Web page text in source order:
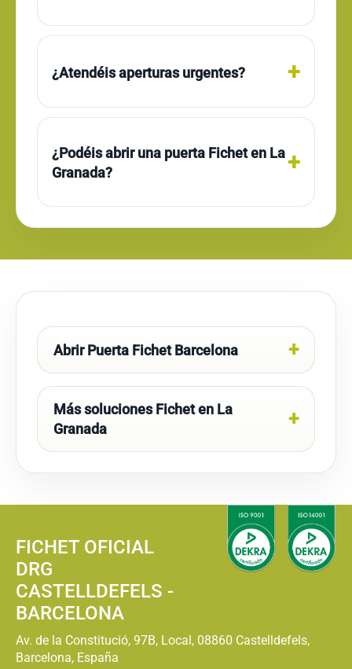
¿Atendéis aperturas urgentes?
¿Podéis abrir una puerta Fichet en La
Granada?
Abrir Puerta Fichet Barcelona
Más soluciones Fichet en La
Granada
FICHET OFICIAL
DRG
CASTELLDEFELS -
BARCELONA
Av. de la Constitució, 97B, Local, 08860 Castelldefels,
Barcelona, España